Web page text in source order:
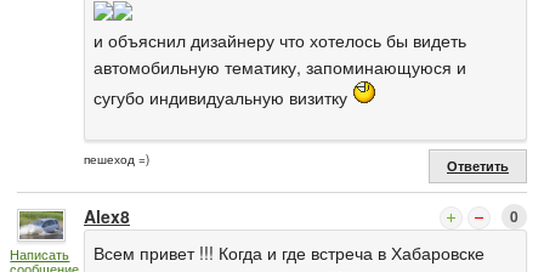
и объяснил дизайнеру что хотелось бы видеть
автомобильную тематику, запоминающуюся и
сугубо индивидуальную визитку
пешеход =) Ответить
Написать
Alex8 0
Всем привет !!! Когда и где встреча в Хабаровске